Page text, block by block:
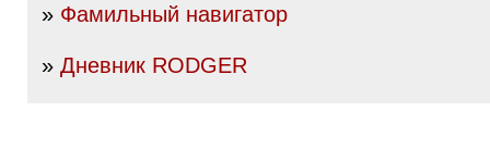
» Фамильный навигатор
» Дневник RODGER